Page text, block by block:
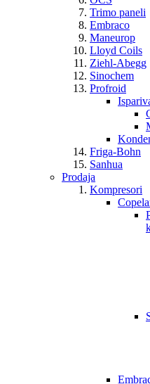
Trimo paneli
Embraco
Maneurop
Lloyd Coils
Ziehl-Abegg
Sinochem
Profroid
Friga-Bohn
Sanhua
Prodaja
Kompresori